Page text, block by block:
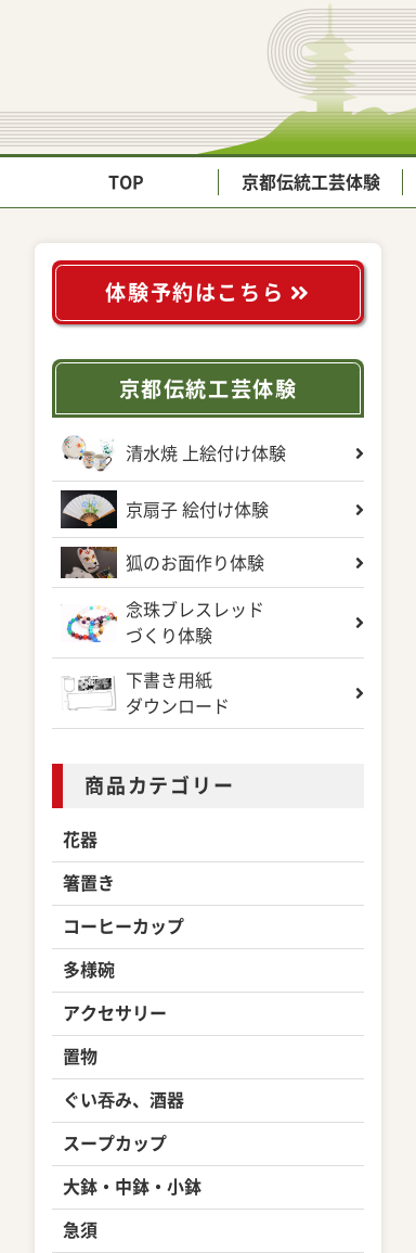
TOP 京都伝統工芸体験
体験予約はこちら
京都伝統工芸体験
清水焼 上絵付け体験
京扇子 絵付け体験
狐のお面作り体験
念珠ブレスレッド
づくり体験
下書き用紙
ダウンロード
商品カテゴリー
花器
箸置き
コーヒーカップ
多様碗
アクセサリー
置物
ぐい吞み、酒器
スープカップ
大鉢・中鉢・小鉢
急須